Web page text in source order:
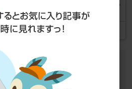
記事一覧
ナ